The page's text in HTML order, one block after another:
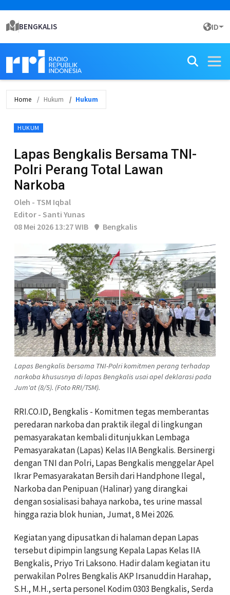
BENGKALIS ID
Home Hukum Hukum
HUKUM
Lapas Bengkalis Bersama TNI-
Polri Perang Total Lawan
Narkoba
Oleh - TSM Iqbal
Editor - Santi Yunas
08 Mei 2026 13:27 WIB
Bengkalis
Lapas Bengkalis bersama TNI-Polri komitmen perang terhadap
narkoba khususnya di lapas Bengkalis usai apel deklarasi pada
Jum'at (8/5). (Foto RRI/TSM).
RRI.CO.ID, Bengkalis - Komitmen tegas memberantas
peredaran narkoba dan praktik ilegal di lingkungan
pemasyarakatan kembali ditunjukkan Lembaga
Pemasyarakatan (Lapas) Kelas IIA Bengkalis. Bersinergi
dengan TNI dan Polri, Lapas Bengkalis menggelar Apel
Ikrar Pemasyarakatan Bersih dari Handphone Ilegal,
Narkoba dan Penipuan (Halinar) yang dirangkai
dengan sosialisasi bahaya narkoba, tes urine massal
hingga razia blok hunian, Jumat, 8 Mei 2026.
Kegiatan yang dipusatkan di halaman depan Lapas
tersebut dipimpin langsung Kepala Lapas Kelas IIA
Bengkalis, Priyo Tri Laksono. Hadir dalam kegiatan itu
perwakilan Polres Bengkalis AKP Irsanuddin Harahap,
S.H., M.H., serta personel Kodim 0303 Bengkalis, Serda